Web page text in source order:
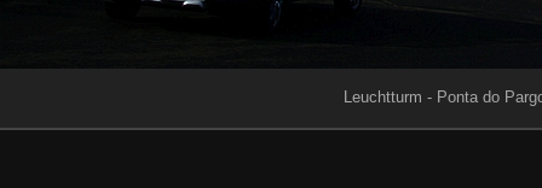
Leuchtturm - Ponta do